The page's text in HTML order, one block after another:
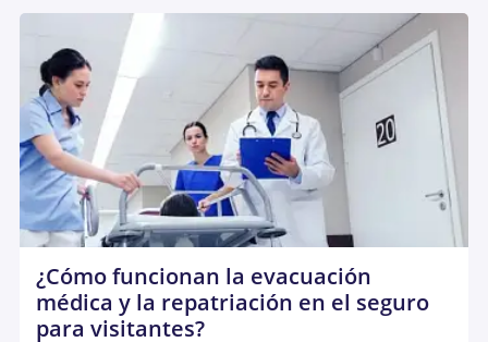
¿Cómo funcionan la evacuación
médica y la repatriación en el seguro
para visitantes?